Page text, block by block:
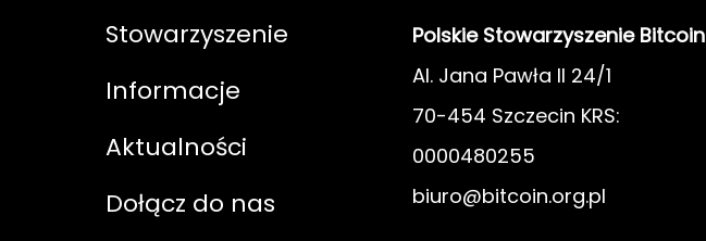
Stowarzyszenie
Informacje
Aktualności
Dołącz do nas
Polskie Stowarzyszenie Bitcoin
Al. Jana Pawła II 24/1
70-454 Szczecin KRS:
0000480255
biuro@bitcoin.org.pl